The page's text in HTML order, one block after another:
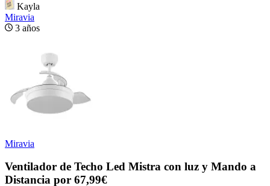
Kayla
Miravia
3 años
Miravia
Ventilador de Techo Led Mistra con luz y Mando a
Distancia por 67,99€